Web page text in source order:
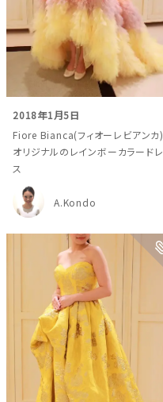
2018年1月5日
Fiore Bianca(フィオーレビアンカ)
オリジナルのレインボーカラードレ
ス
A.Kondo